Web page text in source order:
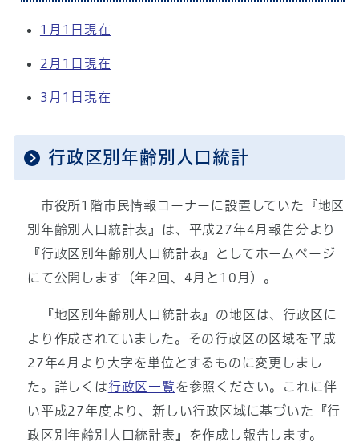
1月1日現在
2月1日現在
3月1日現在
行政区別年齢別人口統計
市役所1階市民情報コーナーに設置していた『地区
別年齢別人口統計表』は、平成27年4月報告分より
『行政区別年齢別人口統計表』としてホームページ
にて公開します（年2回、4月と10月）。
『地区別年齢別人口統計表』の地区は、行政区に
より作成されていました。その行政区の区域を平成
27年4月より大字を単位とするものに変更しまし
た。詳しくは行政区一覧を参照ください。これに伴
い平成27年度より、新しい行政区域に基づいた『行
政区別年齢別人口統計表』を作成し報告します。